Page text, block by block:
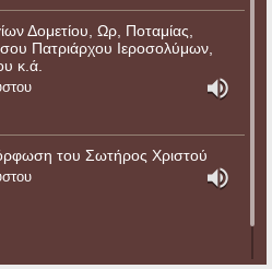
Δομετίου, Ωρ, Ποταμίας,
Πατριάρχου Ιεροσολύμων,
κ.ά.
του Σωτήρος Χριστού